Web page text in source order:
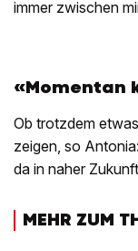
immer zwischen
«Momentan
Ob trotzdem
zeigen, so
da in naher
MEHR ZUM